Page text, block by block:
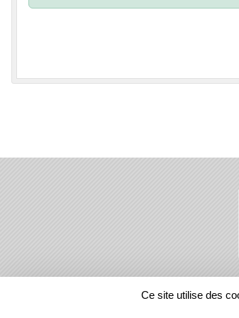
REGIONS
Ce site utilise des